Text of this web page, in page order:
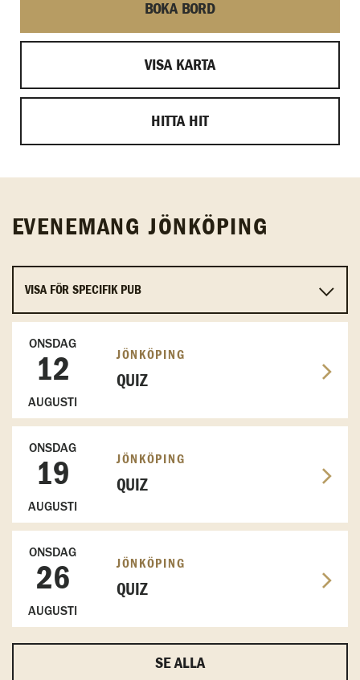
BOKA BORD
VISA KARTA
HITTA HIT
EVENEMANG JÖNKÖPING
ONSDAG
12
AUGUSTI
JÖNKÖPING
QUIZ
ONSDAG
19
AUGUSTI
JÖNKÖPING
QUIZ
ONSDAG
26
AUGUSTI
JÖNKÖPING
QUIZ
SE ALLA